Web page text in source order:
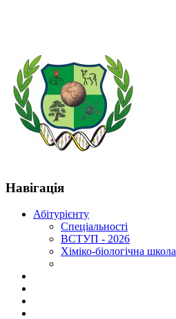
Навігація
Абітурієнту
Спеціальності
ВСТУП - 2026
Хіміко-біологічна школа